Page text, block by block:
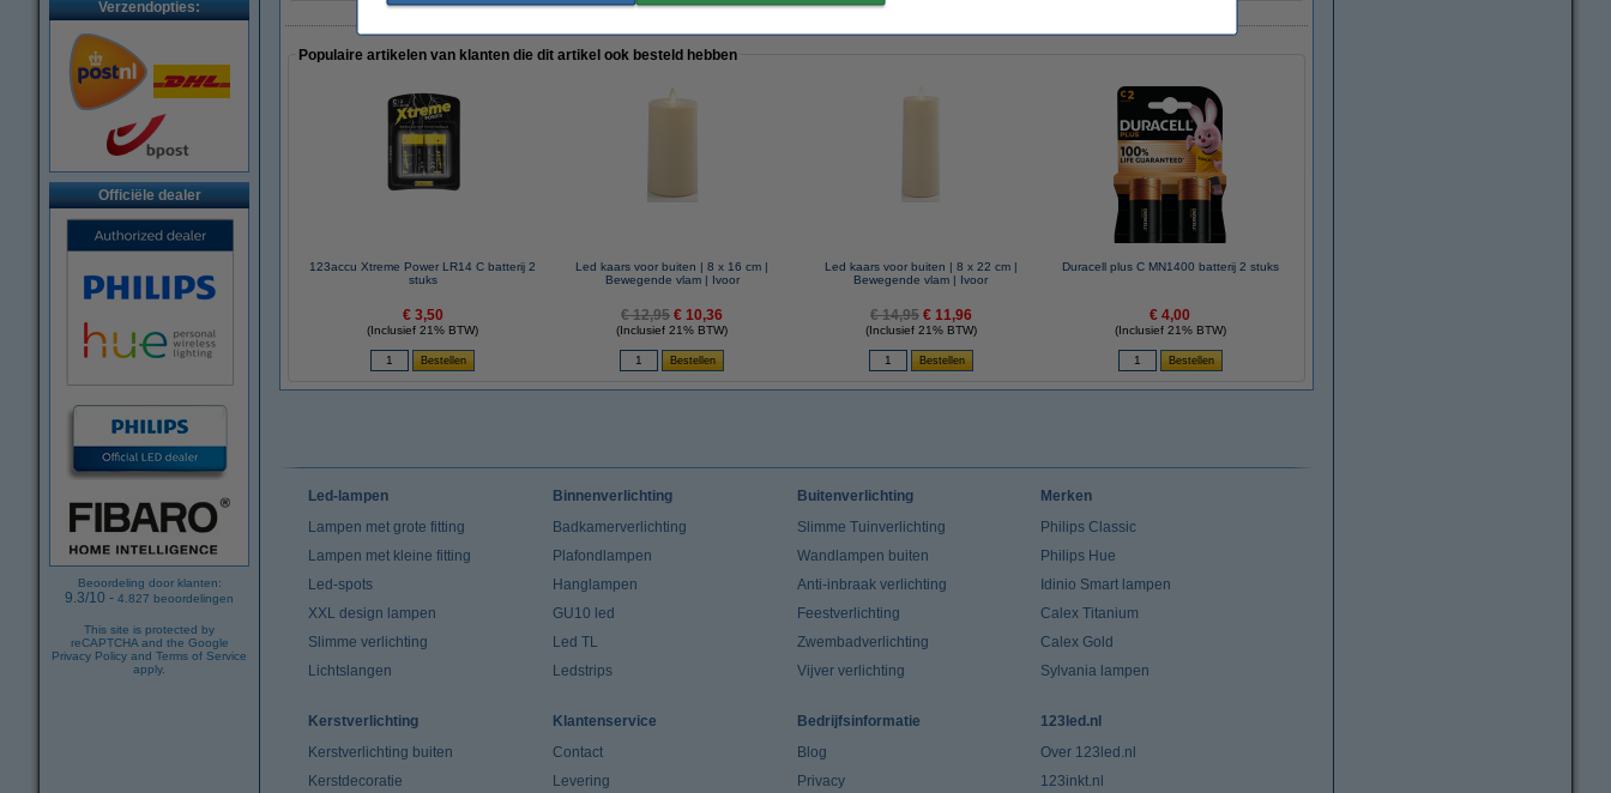
Verzendopties:
Officiële dealer
Beoordeling door klanten:
9.3/10 - 4.827 beoordelingen
This site is protected by
reCAPTCHA and the Google
Privacy Policy and Terms of Service
apply.
Populaire artikelen van klanten die dit artikel ook besteld hebben
123accu Xtreme Power LR14 C batterij 2
stuks
€ 3,50
(Inclusief 21% BTW)
Led kaars voor buiten | 8 x 16 cm |
Bewegende vlam | Ivoor
€ 12,95 € 10,36
(Inclusief 21% BTW)
Led kaars voor buiten | 8 x 22 cm |
Bewegende vlam | Ivoor
€ 14,95 € 11,96
(Inclusief 21% BTW)
Duracell plus C MN1400 batterij 2 stuks
€ 4,00
(Inclusief 21% BTW)
Led-lampen
Lampen met grote fitting
Lampen met kleine fitting
Led-spots
XXL design lampen
Slimme verlichting
Lichtslangen
Binnenverlichting
Badkamerverlichting
Plafondlampen
Hanglampen
GU10 led
Led TL
Ledstrips
Buitenverlichting
Slimme Tuinverlichting
Wandlampen buiten
Anti-inbraak verlichting
Feestverlichting
Zwembadverlichting
Vijver verlichting
Merken
Philips Classic
Philips Hue
Idinio Smart lampen
Calex Titanium
Calex Gold
Sylvania lampen
Kerstverlichting
Kerstverlichting buiten
Kerstdecoratie
Klantenservice
Contact
Levering
Bedrijfsinformatie
Blog
Privacy
123led.nl
Over 123led.nl
123inkt.nl